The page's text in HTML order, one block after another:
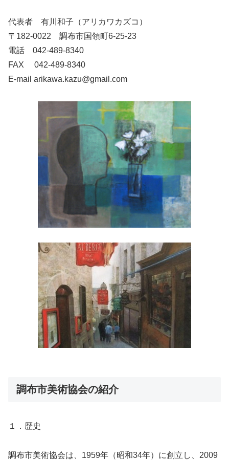
代表者 有川和子（アリカワカズコ）
〒182-0022 調布市国領町6-25-23
電話 042-489-8340
FAX 042-489-8340
E-mail arikawa.kazu@gmail.com
調布市美術協会の紹介
１．歴史
調布市美術協会は、1959年（昭和34年）に創立し、2009